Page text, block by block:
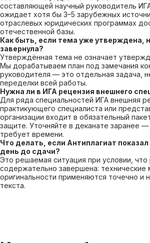
составляющей научный руководитель
ожидает хотя бы 3–5 зарубежных
отраслевых юридических программах
отечественной базы.
Как быть, если тема уже утверждена,
завернула?
Утверждённая тема не означает
Мы дорабатываем план под замечания
руководителя — это отдельная задача,
переделки всей работы.
Нужна ли в ИГА рецензия внешнего
Для ряда специальностей ИГА внешняя
практикующего специалиста или
организации входит в обязательный
защите. Уточняйте в деканате заранее
требует времени.
Что делать, если Антиплагиат
день до сдачи?
Это решаемая ситуация при условии, что
содержательно завершена:
оригинальности применяются точечно и
текста.